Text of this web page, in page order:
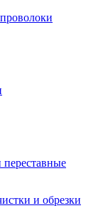
и обрезки